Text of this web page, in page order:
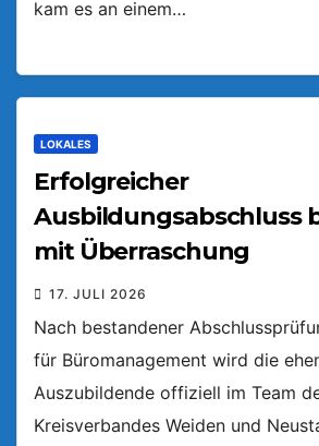
kam es an einem…
LOKALES
Erfolgreicher
Ausbildungsabschluss
mit Überraschung
17. JULI 2026
Nach bestandener
für Büromanagement wird die
Auszubildende offiziell im Team
Kreisverbandes Weiden und